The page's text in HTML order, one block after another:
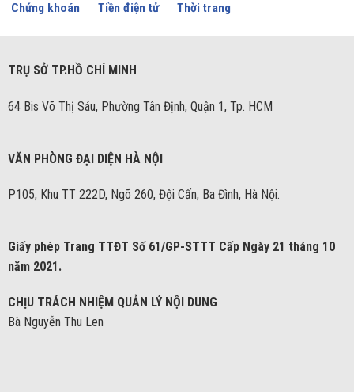
Chứng khoán Tiền điện tử Thời trang
TRỤ SỞ TP.HỒ CHÍ MINH
64 Bis Võ Thị Sáu, Phường Tân Định, Quận 1, Tp. HCM
VĂN PHÒNG ĐẠI DIỆN HÀ NỘI
P105, Khu TT 222D, Ngõ 260, Đội Cấn, Ba Đình, Hà Nội.
Giấy phép Trang TTĐT Số 61/GP-STTT Cấp Ngày 21 tháng 10
năm 2021.
CHỊU TRÁCH NHIỆM QUẢN LÝ NỘI DUNG
Bà Nguyễn Thu Len